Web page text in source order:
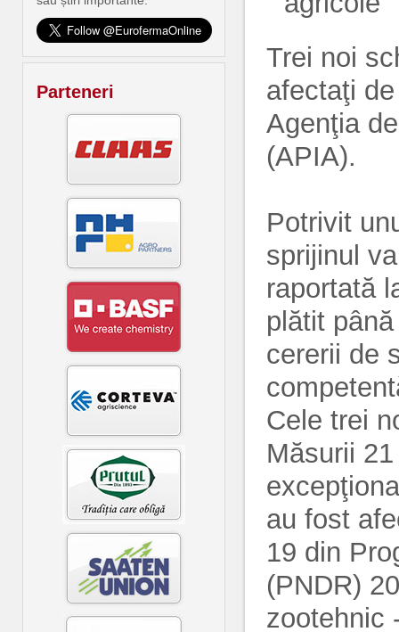
Parteneri
Trei noi
afectaţi
Agenţia
(APIA).
Potrivit
sprijinul
raportată
plătit
cererii de
Cele trei
Măsurii
au fost
19 din
(PNDR)
zootehnic